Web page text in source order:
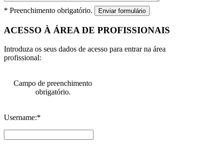
* Preenchimento obrigatório. Enviar formulário
ACESSO À ÁREA DE PROFISSIONAIS
Introduza os seus dados de acesso para entrar na área
profissional:
Campo de preenchimento
obrigatório.
Username:*